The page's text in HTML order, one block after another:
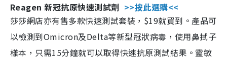
Reagen 新冠抗原快速測試劑 >>按此選購<<
莎莎網店亦有售多款快速測試套裝，$19就買到。產品可
以檢測到Omicron及Delta等新型冠狀病毒，使用鼻拭子
樣本，只需15分鐘就可以取得快速抗原測試結果。靈敏